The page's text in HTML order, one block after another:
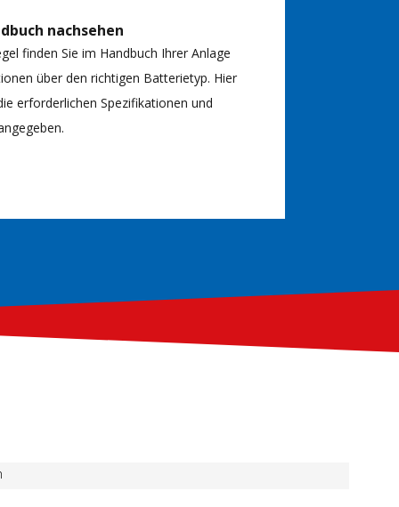
nachsehen
finden Sie im Handbuch Ihrer Anlage
über den richtigen Batterietyp. Hier
erforderlichen Spezifikationen und